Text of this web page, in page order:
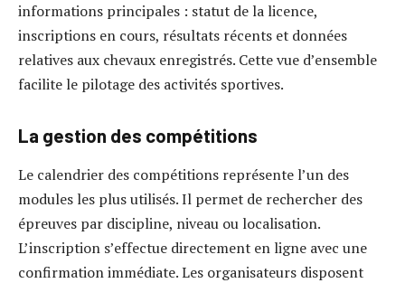
informations principales : statut de la licence,
inscriptions en cours, résultats récents et données
relatives aux chevaux enregistrés. Cette vue d’ensemble
facilite le pilotage des activités sportives.
La gestion des compétitions
Le calendrier des compétitions représente l’un des
modules les plus utilisés. Il permet de rechercher des
épreuves par discipline, niveau ou localisation.
L’inscription s’effectue directement en ligne avec une
confirmation immédiate. Les organisateurs disposent